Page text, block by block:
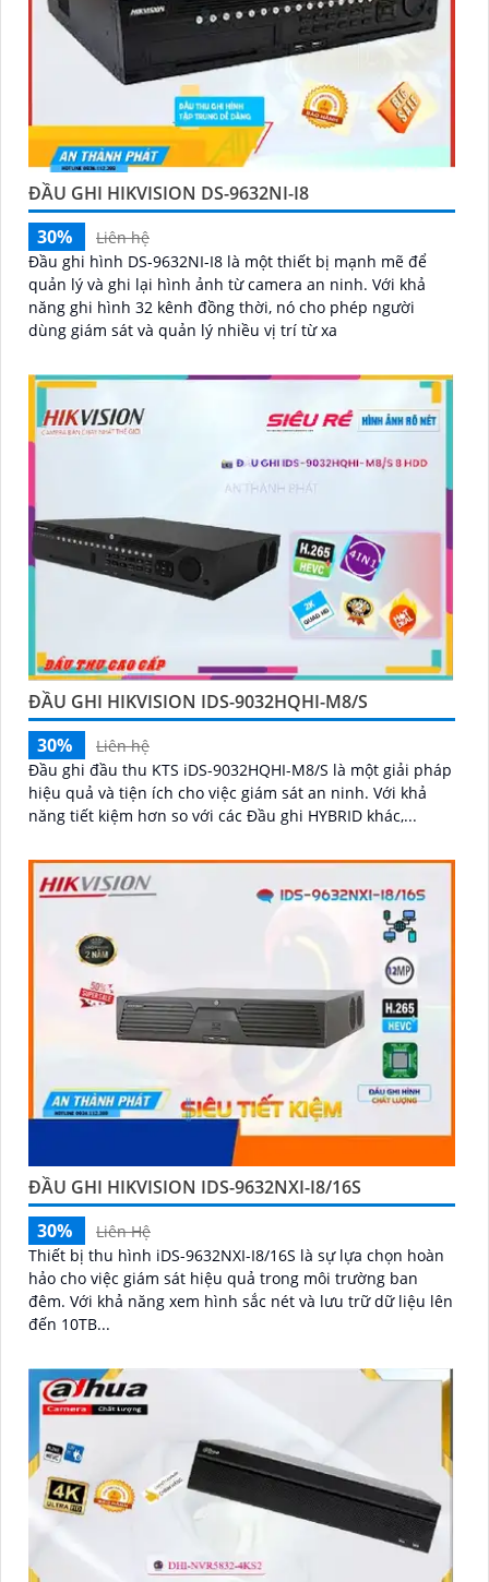
ĐẦU GHI HIKVISION DS-9632NI-I8
30%
Liên hệ
Đầu ghi hình DS-9632NI-I8 là một thiết bị mạnh mẽ để
quản lý và ghi lại hình ảnh từ camera an ninh. Với khả
năng ghi hình 32 kênh đồng thời, nó cho phép người
dùng giám sát và quản lý nhiều vị trí từ xa
ĐẦU GHI HIKVISION IDS-9032HQHI-M8/S
30%
Liên hệ
Đầu ghi đầu thu KTS iDS-9032HQHI-M8/S là một giải pháp
hiệu quả và tiện ích cho việc giám sát an ninh. Với khả
năng tiết kiệm hơn so với các Đầu ghi HYBRID khác,...
ĐẦU GHI HIKVISION IDS-9632NXI-I8/16S
30%
Liên Hệ
Thiết bị thu hình iDS-9632NXI-I8/16S là sự lựa chọn hoàn
hảo cho việc giám sát hiệu quả trong môi trường ban
đêm. Với khả năng xem hình sắc nét và lưu trữ dữ liệu lên
đến 10TB...